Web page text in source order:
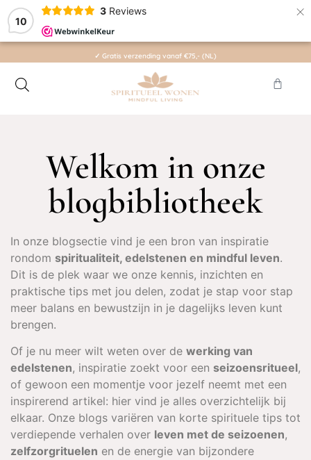
10
3 Reviews ×
✓ Binnen 1 a 2 werkdagen
Welkom in onze
blogbibliotheek
In onze blogsectie vind je een bron van inspiratie
rondom spiritualiteit, edelstenen en mindful leven.
Dit is de plek waar we onze kennis, inzichten en
praktische tips met jou delen, zodat je stap voor stap
meer balans en bewustzijn in je dagelijks leven kunt
brengen.
Of je nu meer wilt weten over de werking van
edelstenen, inspiratie zoekt voor een seizoensritueel,
of gewoon een momentje voor jezelf neemt met een
inspirerend artikel: hier vind je alles overzichtelijk bij
elkaar. Onze blogs variëren van korte spirituele tips tot
verdiepende verhalen over leven met de seizoenen,
zelfzorgrituelen en de energie van bijzondere